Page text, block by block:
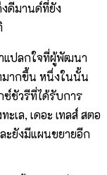
ดีมานด์ที่ยัง
แปลกใจที่ผู้พัฒนา
มากขึ้น หนึ่งในนั้น
ชัวรีที่ได้รับการ
เล, เดอะ เทลส์ สตอ
ะยังมีแผนขยายอีก